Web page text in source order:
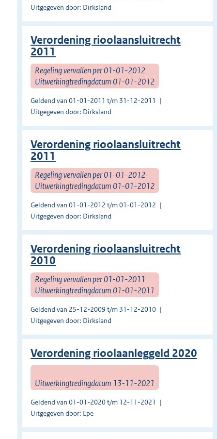
Uitgegeven door: Dirksland
Verordening rioolaansluitrecht
2011
Regeling vervallen per 01-01-2012
Uitwerkingtredingdatum 01-01-2012
Geldend van 01-01-2011 t/m 31-12-2011
Uitgegeven door: Dirksland
Verordening rioolaansluitrecht
2011
Regeling vervallen per 01-01-2012
Uitwerkingtredingdatum 01-01-2012
Geldend van 01-01-2012 t/m 01-01-2012
Uitgegeven door: Dirksland
Verordening rioolaansluitrecht
2010
Regeling vervallen per 01-01-2011
Uitwerkingtredingdatum 01-01-2011
Geldend van 25-12-2009 t/m 31-12-2010
Uitgegeven door: Dirksland
Verordening rioolaanleggeld 2020
Uitwerkingtredingdatum 13-11-2021
Geldend van 01-01-2020 t/m 12-11-2021
Uitgegeven door: Epe